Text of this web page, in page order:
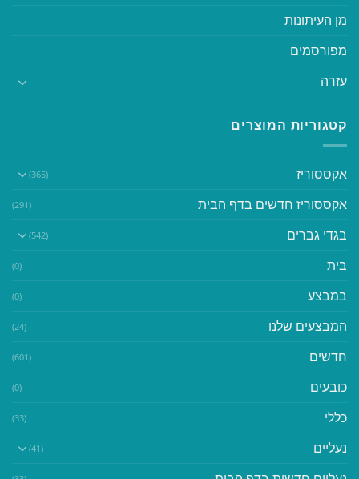
מן העיתונות
מפורסמים
עזרה
קטגוריות המוצרים
אקססוריז (365)
אקססוריז חדשים בדף הבית (291)
בגדי גברים (542)
בית (0)
במבצע (0)
המבצעים שלנו (24)
חדשים (601)
כובעים (0)
כללי (33)
נעליים (41)